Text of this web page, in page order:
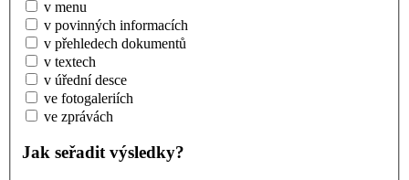
v menu
v povinných informacích
v přehledech dokumentů
v textech
v úřední desce
ve fotogaleriích
ve zprávách
Jak seřadit výsledky?